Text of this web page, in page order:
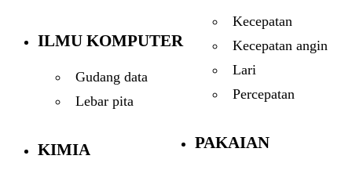
ILMU KOMPUTER
Gudang data
Lebar pita
KIMIA
Kecepatan
Kecepatan angin
Lari
Percepatan
PAKAIAN